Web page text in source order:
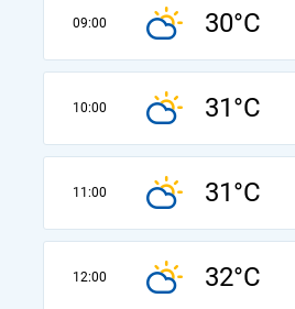
09:00 30°C
10:00 31°C
11:00 31°C
12:00 32°C